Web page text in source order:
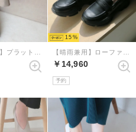
15
￥14,960
予約